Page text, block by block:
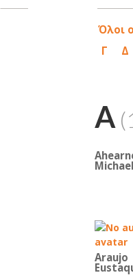
Όλοι
Γ
Δ
A
Michael
Araujo